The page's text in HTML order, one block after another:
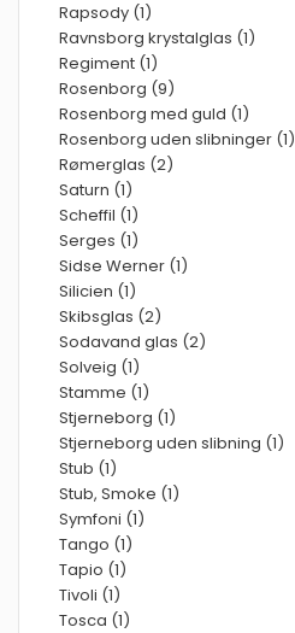
Rapsody (1)
Ravnsborg krystalglas (1)
Regiment (1)
Rosenborg (9)
Rosenborg med guld (1)
Rosenborg uden slibninger (1)
Rømerglas (2)
Saturn (1)
Scheffil (1)
Serges (1)
Sidse Werner (1)
Silicien (1)
Skibsglas (2)
Sodavand glas (2)
Solveig (1)
Stamme (1)
Stjerneborg (1)
Stjerneborg uden slibning (1)
Stub (1)
Stub, Smoke (1)
Symfoni (1)
Tango (1)
Tapio (1)
Tivoli (1)
Tosca (1)